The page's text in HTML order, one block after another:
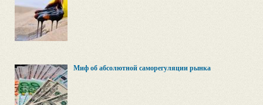
Миф об абсолютной саморегуляции рынка